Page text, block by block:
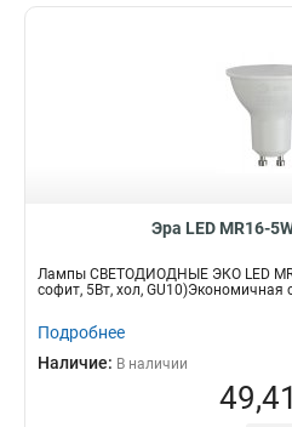
Эра LED MR16-
Лампы СВЕТОДИОДНЫЕ ЭКО LED
софит, 5Вт, хол, GU10)Экономичная
Подробнее
Наличие: В наличии